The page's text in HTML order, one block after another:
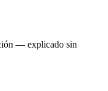
— explicado sin